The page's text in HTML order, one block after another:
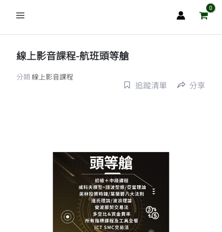
主
線上影音課程-航班頭等艙
分類線上影音課程
追蹤清單 分享